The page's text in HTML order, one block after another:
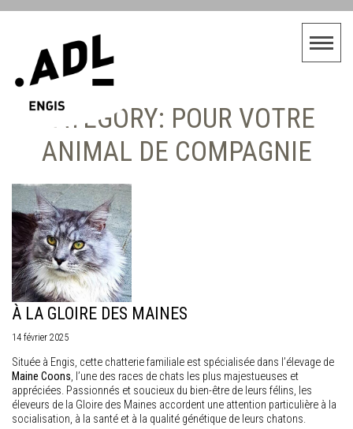
CATEGORY: POUR VOTRE
ANIMAL DE COMPAGNIE
À LA GLOIRE DES MAINES
14 février 2025
Située à Engis, cette chatterie familiale est spécialisée dans l’élevage de
Maine Coons, l’une des races de chats les plus majestueuses et
appréciées. Passionnés et soucieux du bien-être de leurs félins, les
éleveurs de la Gloire des Maines accordent une attention particulière à la
socialisation, à la santé et à la qualité génétique de leurs chatons.